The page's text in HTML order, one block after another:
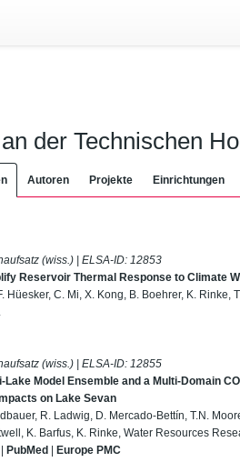
der Technischen
Autoren Projekte Einrichtungen
(wiss.) | ELSA-ID: 12853
Reservoir Thermal Response to Climate
Hüesker, C. Mi, X. Kong, B. Boehrer, K.
(wiss.) | ELSA-ID: 12855
Model Ensemble and a Multi‐Domain
on Lake Sevan
R. Ladwig, D. Mercado‐Bettín, T.N.
K. Barfus, K. Rinke, Water Resources
|PubMed |Europe PMC